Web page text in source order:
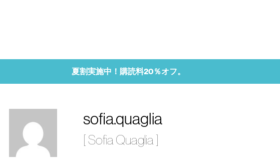
夏割実施中！購読料20％オフ。
sofia.quaglia
[ Sofia Quaglia ]